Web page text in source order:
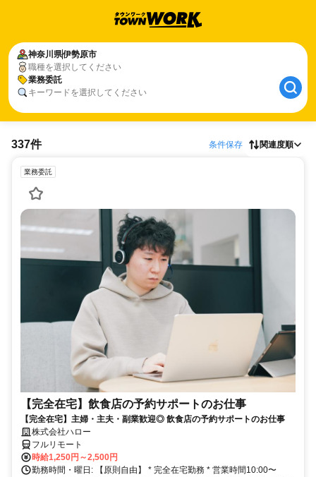
神奈川県伊勢原市
職種を選択してください
業務委託
キーワードを選択してください
337件 条件保存 関連度順
業務委託
【完全在宅】飲食店の予約サポートのお仕事
【完全在宅】主婦・主夫・副業歓迎◎ 飲食店の予約サポートのお仕事
株式会社ハロー
フルリモート
時給1,250円～2,500円
勤務時間・曜日: 【原則自由】 * 完全在宅勤務 * 営業時間10:00〜